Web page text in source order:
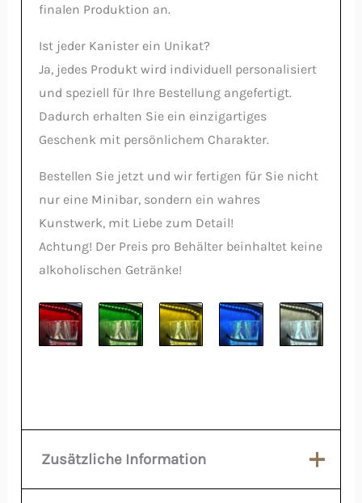
finalen Produktion an.
Ist jeder Kanister ein Unikat?
Ja, jedes Produkt wird individuell personalisiert
und speziell für Ihre Bestellung angefertigt.
Dadurch erhalten Sie ein einzigartiges
Geschenk mit persönlichem Charakter.
Bestellen Sie jetzt und wir fertigen für Sie nicht
nur eine Minibar, sondern ein wahres
Kunstwerk, mit Liebe zum Detail!
Achtung! Der Preis pro Behälter beinhaltet keine
alkoholischen Getränke!
Zusätzliche Information